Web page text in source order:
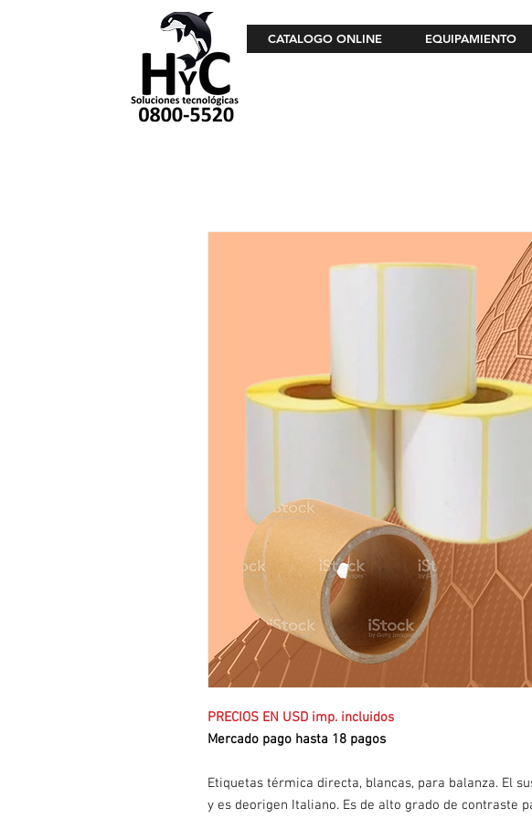
CATALOGO ONLINE EQUIPAMIENTO
PRECIOS EN USD imp. incluidos
Mercado pago hasta 18 pagos
Etiquetas térmica directa, blancas, para balanza. El
y es deorigen Italiano. Es de alto grado de contraste